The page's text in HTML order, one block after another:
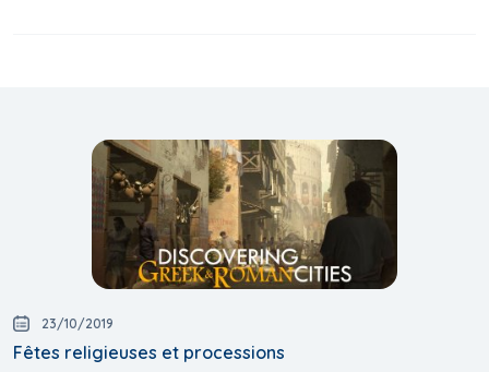
23/10/2019
Fêtes religieuses et processions